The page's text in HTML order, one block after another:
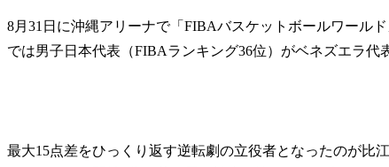
8月31日に沖縄アリーナで「FIBAバスケットボールワール
では男子日本代表（FIBAランキング36位）がベネズエラ代
最大15点差をひっくり返す逆転劇の立役者となったのが比